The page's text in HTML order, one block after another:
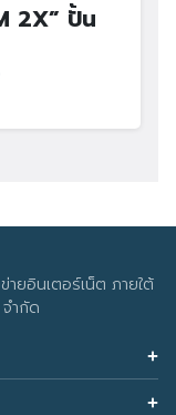
2X” ปั้น
ยอินเตอร์เน็ต ภายใต้
ำกัด